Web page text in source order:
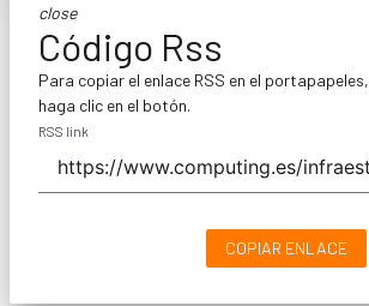
close
Código Rss
Para copiar el enlace RSS en el portapapeles,
haga clic en el botón.
RSS link
COPIAR ENLACE